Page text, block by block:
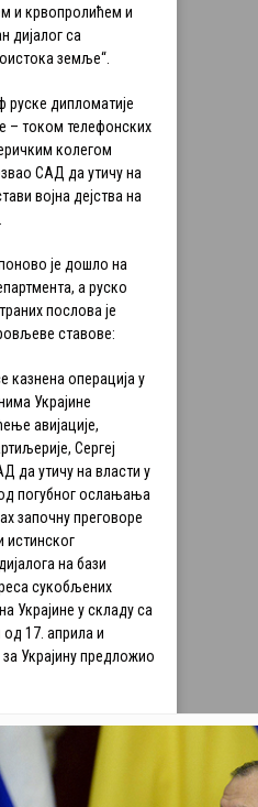
и крвопролићем и
дијалог са
земље“.
руске дипломатије
– током телефонских
колегом
САД да утичу на
војна дејства на
је дошло на
а руско
послова је
ставове:
казнена операција у
Украјине
авијације,
Сергеј
да утичу на власти у
погубног ослањања
започну преговоре
истинског
на бази
сукобљених
Украјине у складу са
17. априла и
за Украјину предложио